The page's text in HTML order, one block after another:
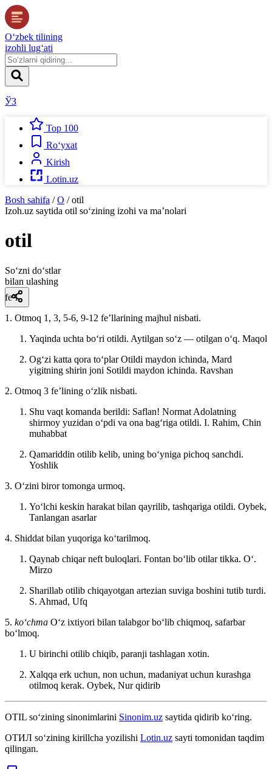
O‘zbek tilining
izohli lug‘ati
ЎЗ
Top 100
Ro‘yxat
Kirish
Lotin.uz
Bosh sahifa / O / otil
Izoh.uz saytida otil so‘zining izohi va ma’nolari
otil
So‘zni do‘stlar
bilan ulashing
fe’l
1. Otmoq 1, 3, 5-6, 9-12 feʼllarining majhul nisbati.
Yaqinda uchta boʻri otildi. Aytilgan soʻz — otilgan oʻq. Maqol
Ogʻzi katta qora toʻplar Otildi maydon ichinda, Mard
yigitning shirin joni Sotildi maydon ichinda. Ravshan
2. Otmoq 3 feʼlining oʻzlik nisbati.
Shu vaqt komanda berildi: Saflan! Normat Adolatning
shirmoy yuzidan oʻpdi va ona bagʻriga otildi. I. Rahim, Chin
muhabbat
Qamariddin otilib kelib, uning boʻyniga pichoq sanchdi.
Yoshlik
3. Oʻzini biror tomonga urmoq.
Yoʻlchi keskin harakat bilan qayrilib, tashqariga otildi. Oybek,
Tanlangan asarlar
4. Shiddat bilan yuqoriga koʻtarilmoq.
Qaynab chiqar neft buloqlari. Fontan boʻlib otilar tikka. Oʻ.
Mirzo
Sharillab otilib chiqayotgan artezian suviga boshini tutib turdi.
S. Ahmad, Ufq
5. koʻchma Oʻz ixtiyori bilan talabgor boʻlib chiqmoq, safarbar
boʻlmoq.
U birinchi otilib chiqib, paranji tashlagan xotin.
Xalqqa erk uchun, non uchun, madaniyat uchun kurashga
otilmoq kerak. Oybek, Nur qidirib
OTIL so‘zining sinonimlarini Sinonim.uz saytida qidirib ko‘ring.
ОТИЛ so‘zining kirillcha yozilishi Lotin.uz sayti tomonidan taqdim
qilingan.